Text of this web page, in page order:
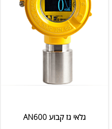
גלאי גז קבוע AN600